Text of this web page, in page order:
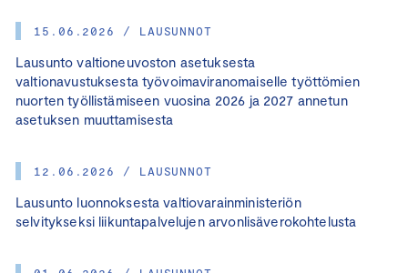
15.06.2026 / LAUSUNNOT
Lausunto valtioneuvoston asetuksesta
valtionavustuksesta työvoimaviranomaiselle työttömien
nuorten työllistämiseen vuosina 2026 ja 2027 annetun
asetuksen muuttamisesta
12.06.2026 / LAUSUNNOT
Lausunto luonnoksesta valtiovarainministeriön
selvitykseksi liikuntapalvelujen arvonlisäverokohtelusta